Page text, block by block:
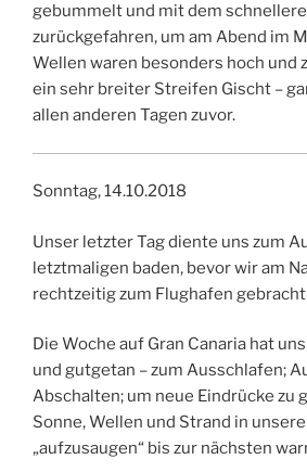
gebummelt und mit dem
zurückgefahren, um am Abend im
Wellen waren besonders hoch und
ein sehr breiter Streifen Gischt –
allen anderen Tagen zuvor.
Sonntag, 14.10.2018
Unser letzter Tag diente uns zum
letztmaligen baden, bevor wir am
rechtzeitig zum Flughafen
Die Woche auf Gran Canaria hat
und gutgetan – zum Ausschlafen;
Abschalten; um neue Eindrücke zu
Sonne, Wellen und Strand in
„aufzusaugen“ bis zur nächsten